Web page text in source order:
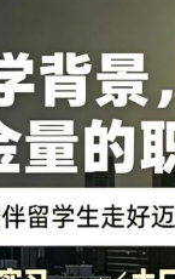
济背景的留学生
留学生申请。希
开启职场新征程。